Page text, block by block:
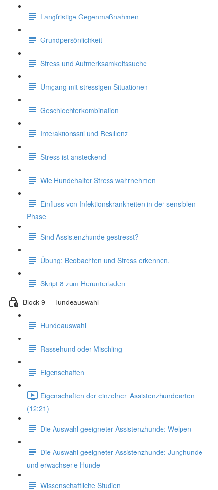
Langfristige Gegenmaßnahmen
Grundpersönlichkeit
Stress und Aufmerksamkeitssuche
Umgang mit stressigen Situationen
Geschlechterkombination
Interaktionsstil und Resilienz
Stress ist ansteckend
Wie Hundehalter Stress wahrnehmen
Einfluss von Infektionskrankheiten in der sensiblen
Phase
Sind Assistenzhunde gestresst?
Übung: Beobachten und Stress erkennen.
Skript 8 zum Herunterladen
Block 9 – Hundeauswahl
Hundeauswahl
Rassehund oder Mischling
Eigenschaften
Eigenschaften der einzelnen Assistenzhundearten
(12:21)
Die Auswahl geeigneter Assistenzhunde: Welpen
Die Auswahl geeigneter Assistenzhunde: Junghunde
und erwachsene Hunde
Wissenschaftliche Studien